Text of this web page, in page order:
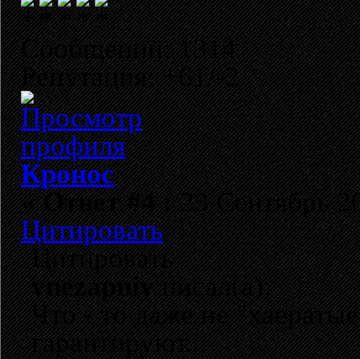
Сообщений: 1314
Репутация: +61/-2
Кронос
«Ответ #4 :23 Сентябрь
Цитировать
Цитировать
vnezapniyписал(а):
Что - то даже не
гарантируют...